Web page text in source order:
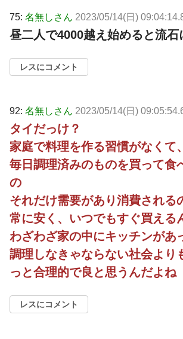
75: 名無しさん 2023/05/14(日)
昼二人で4000越え始めると流
レスにコメント
92: 名無しさん 2023/05/14(日)
タイだっけ？
家庭で料理を作る習慣がなくて
毎日調理済みのものを買って食
の
それだけ需要があり消費される
常に安く、いつでもすぐ買える
わざわざ家の中にキッチンがあ
調理しなきゃならない社会より
っと合理的で良と思うんだよね
レスにコメント